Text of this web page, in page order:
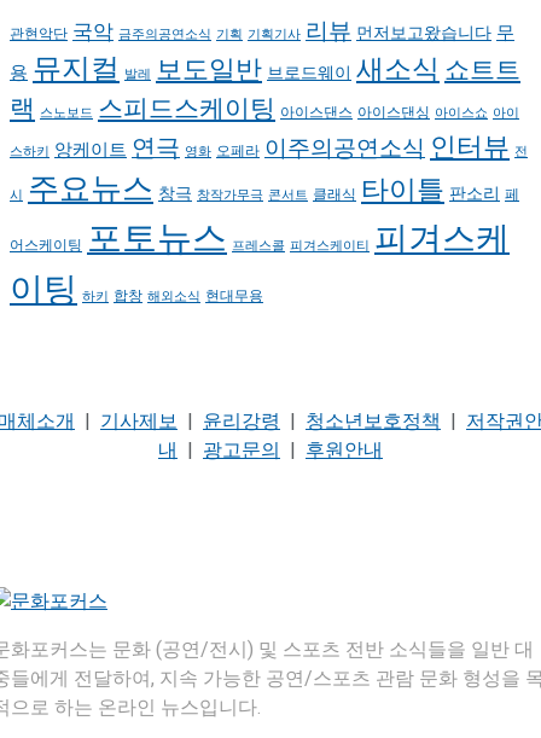
관현악단 국악 금주의공연소식 기획 기획기사 리뷰 먼저보고왔습니다 무
용 뮤지컬 발레 보도일반 브로드웨이 새소식쇼트트
랙 스노보드 스피드스케이팅 아이스댄스 아이스댄싱 아이스쇼 아이
스하키 앙케이트 연극 영화 오페라 이주의공연소식 인터뷰 전
시 주요뉴스 창극 창작가무극 콘서트 클래식 타이틀 판소리 페
어스케이팅 포토뉴스 프레스콜 피겨스케이티 피겨스케
이팅 하키 합창 해외소식 현대무용
체소개 | 기사제보 | 윤리강령 | 청소년보호정책 | 저작권
내 | 광고문의 | 후원안내
화포커스는 문화 (공연/전시) 및 스포츠 전반 소식들을 일반 대
들에게 전달하여, 지속 가능한 공연/스포츠 관람 문화 형성을
으로 하는 온라인 뉴스입니다.